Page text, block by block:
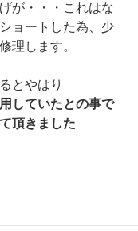
が・・・これはな
ョートした為、少
理します。
とやはり
していたとの事で
頂きました